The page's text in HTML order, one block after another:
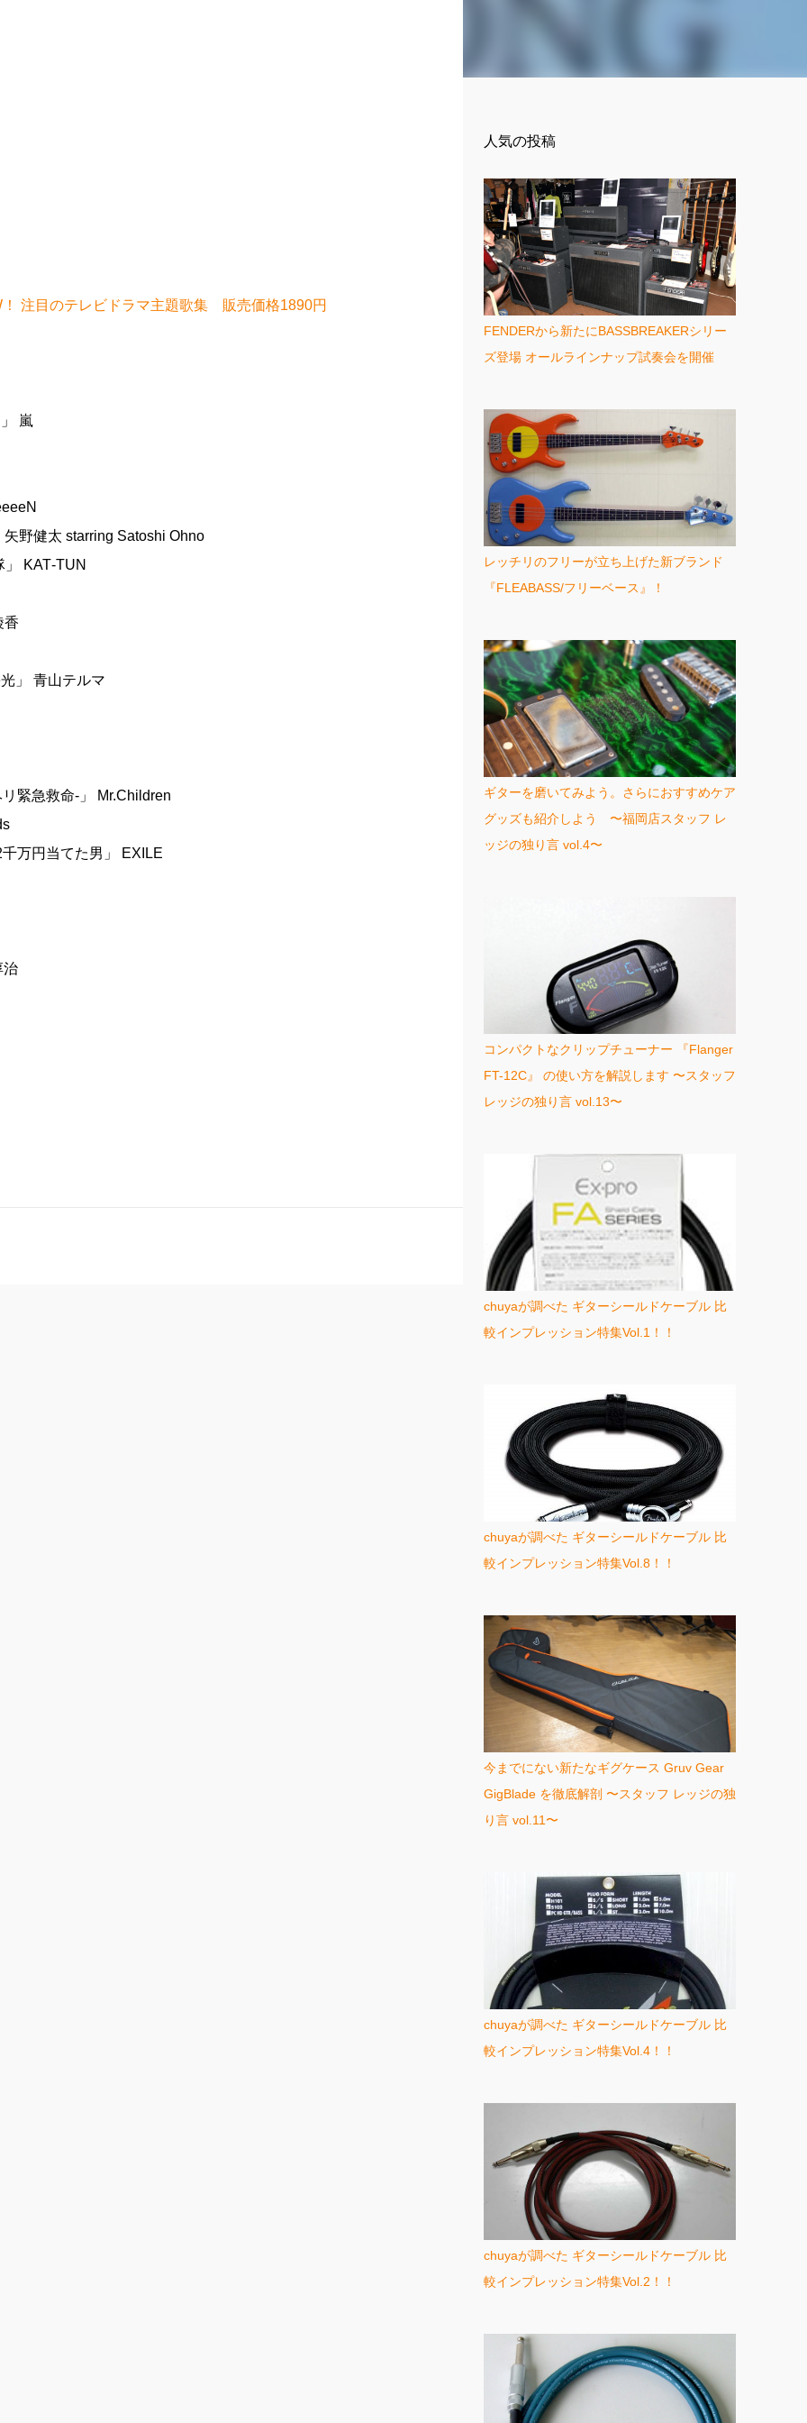
注目のテレビドラマ主題歌集 販売価格1890円
嵐
野健太 starring Satoshi Ohno
KAT‐TUN
香
」 青山テルマ
緊急救命‐」 Mr.Children
万円当てた男」 EXILE
治
人気の投稿
FENDERから新たにBASSBREAKERシリー
ズ登場 オールラインナップ試奏会を開催
レッチリのフリーが立ち上げた新ブランド
『FLEABASS/フリーベース』！
ギターを磨いてみよう。さらにおすすめケア
グッズも紹介しよう 〜福岡店スタッフ レ
ッジの独り言 vol.4〜
コンパクトなクリップチューナー 『Flanger
FT-12C』 の使い方を解説します 〜スタッフ
レッジの独り言 vol.13〜
chuyaが調べた ギターシールドケーブル 比
較インプレッション特集Vol.1！！
chuyaが調べた ギターシールドケーブル 比
較インプレッション特集Vol.8！！
今までにない新たなギグケース Gruv Gear
GigBlade を徹底解剖 〜スタッフ レッジの独
り言 vol.11〜
chuyaが調べた ギターシールドケーブル 比
較インプレッション特集Vol.4！！
chuyaが調べた ギターシールドケーブル 比
較インプレッション特集Vol.2！！